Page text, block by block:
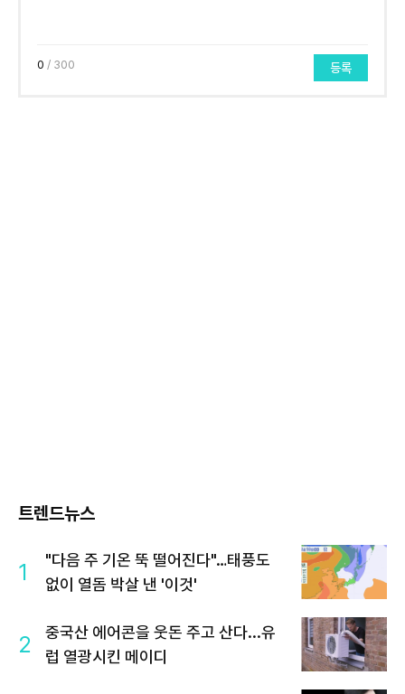
0 / 300 등록
트렌드뉴스
1
"다음 주 기온 뚝 떨어진다"…태풍도
없이 열돔 박살 낸 '이것'
2
중국산 에어콘을 웃돈 주고 산다...유
럽 열광시킨 메이디